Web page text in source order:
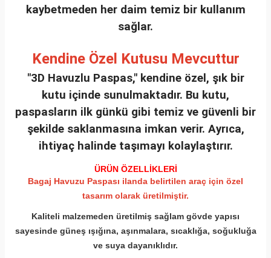
kaybetmeden her daim temiz bir kullanım
sağlar.
Kendine Özel Kutusu Mevcuttur
"3D Havuzlu Paspas," kendine özel, şık bir
kutu içinde sunulmaktadır. Bu kutu,
paspasların ilk günkü gibi temiz ve güvenli bir
şekilde saklanmasına imkan verir. Ayrıca,
ihtiyaç halinde taşımayı kolaylaştırır.
ÜRÜN ÖZELLİKLERİ
Bagaj Havuzu Paspası ilanda belirtilen araç için özel
tasarım olarak üretilmiştir.
Kaliteli malzemeden üretilmiş sağlam gövde yapısı
sayesinde güneş ışığına, aşınmalara, sıcaklığa, soğukluğa
ve suya dayanıklıdır.